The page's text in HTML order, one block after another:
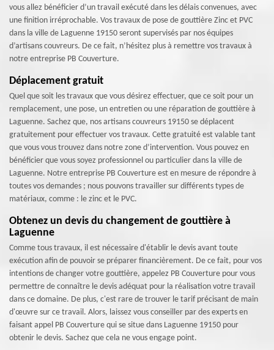
vous allez bénéficier d’un travail exécuté dans les délais convenues, avec
une finition irréprochable. Vos travaux de pose de gouttière Zinc et PVC
dans la ville de Laguenne 19150 seront supervisés par nos équipes
d’artisans couvreurs. De ce fait, n’hésitez plus à remettre vos travaux à
notre entreprise PB Couverture.
Déplacement gratuit
Quel que soit les travaux que vous désirez effectuer, que ce soit pour un
remplacement, une pose, un entretien ou une réparation de gouttière à
Laguenne. Sachez que, nos artisans couvreurs 19150 se déplacent
gratuitement pour effectuer vos travaux. Cette gratuité est valable tant
que vous vous trouvez dans notre zone d’intervention. Vous pouvez en
bénéficier que vous soyez professionnel ou particulier dans la ville de
Laguenne. Notre entreprise PB Couverture est en mesure de répondre à
toutes vos demandes ; nous pouvons travailler sur différents types de
matériaux, comme : le zinc et le PVC.
Obtenez un devis du changement de gouttière à
Laguenne
Comme tous travaux, il est nécessaire d'établir le devis avant toute
exécution afin de pouvoir se préparer financièrement. De ce fait, pour vos
intentions de changer votre gouttière, appelez PB Couverture pour vous
permettre de connaître le devis adéquat pour la réalisation votre travail
dans ce domaine. De plus, c'est rare de trouver le tarif précisant de main
d'œuvre sur ce travail. Alors, laissez vous conseiller par des experts en
faisant appel PB Couverture qui se situe dans Laguenne 19150 pour
obtenir le devis. Sachez que cela ne vous engage point.